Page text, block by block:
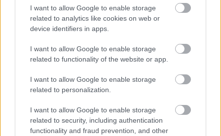
I want to allow Google to enable storage
related to analytics like cookies on web or
device identifiers in apps.
I want to allow Google to enable storage
related to functionality of the website or app.
I want to allow Google to enable storage
related to personalization.
I want to allow Google to enable storage
related to security, including authentication
functionality and fraud prevention, and other